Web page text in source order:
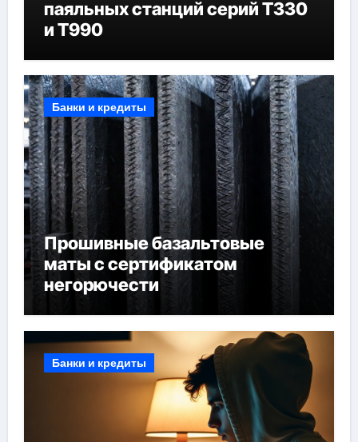
паяльных станций серий T330
и T990
Банки и кредиты
Прошивные базальтовые
маты с сертификатом
негорючести
Банки и кредиты